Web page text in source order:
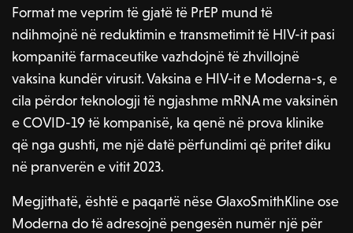
Format me veprim të gjatë të PrEP mund të
ndihmojnë në reduktimin e transmetimit të HIV-it pasi
kompanitë farmaceutike vazhdojnë të zhvillojnë
vaksina kundër virusit. Vaksina e HIV-it e Moderna-s, e
cila përdor teknologji të ngjashme mRNA me vaksinën
e COVID-19 të kompanisë, ka qenë në prova klinike
që nga gushti, me një datë përfundimi që pritet diku
në pranverën e vitit 2023.
Megjithatë, është e paqartë nëse GlaxoSmithKline ose
Moderna do të adresojnë pengesën numër një për